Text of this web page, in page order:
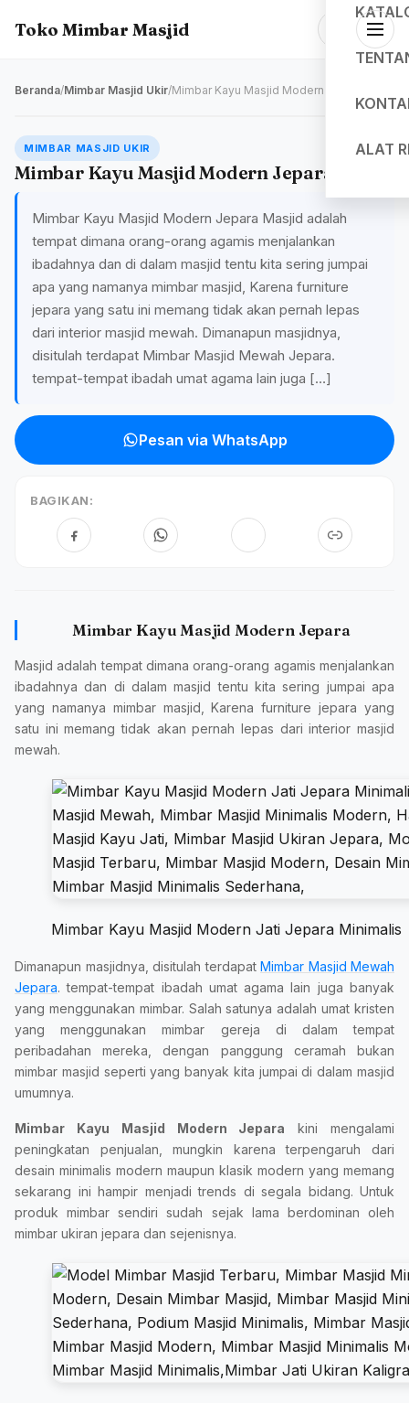
Toko Mimbar Masjid
ALAT
Beranda/Mimbar Masjid Ukir/Mimbar Kayu Masjid Modern Jepara
MIMBAR MASJID UKIR
Mimbar Kayu Masjid Modern Jepara
Mimbar Kayu Masjid Modern Jepara Masjid adalah
tempat dimana orang-orang agamis menjalankan
ibadahnya dan di dalam masjid tentu kita sering jumpai
apa yang namanya mimbar masjid, Karena furniture
jepara yang satu ini memang tidak akan pernah lepas
dari interior masjid mewah. Dimanapun masjidnya,
disitulah terdapat Mimbar Masjid Mewah Jepara.
tempat-tempat ibadah umat agama lain juga […]
Pesan via WhatsApp
BAGIKAN:
Mimbar Kayu Masjid Modern Jepara
Masjid adalah tempat dimana orang-orang agamis menjalankan
ibadahnya dan di dalam masjid tentu kita sering jumpai apa
yang namanya mimbar masjid, Karena furniture jepara yang
satu ini memang tidak akan pernah lepas dari interior masjid
mewah.
Mimbar Kayu Masjid Modern Jati Jepara Minimalis
Dimanapun masjidnya, disitulah terdapat Mimbar Masjid Mewah
Jepara. tempat-tempat ibadah umat agama lain juga banyak
yang menggunakan mimbar. Salah satunya adalah umat kristen
yang menggunakan mimbar gereja di dalam tempat
peribadahan mereka, dengan panggung ceramah bukan
mimbar masjid seperti yang banyak kita jumpai di dalam masjid
umumnya.
Mimbar Kayu Masjid Modern Jepara kini mengalami
peningkatan penjualan, mungkin karena terpengaruh dari
desain minimalis modern maupun klasik modern yang memang
sekarang ini hampir menjadi trends di segala bidang. Untuk
produk mimbar sendiri sudah sejak lama berdominan oleh
mimbar ukiran jepara dan sejenisnya.